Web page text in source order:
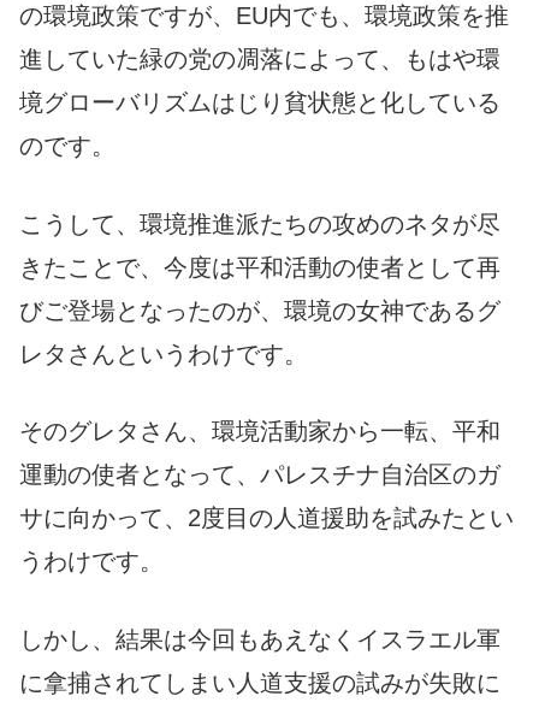
の環境政策ですが、EU内でも、環境政策を推
進していた緑の党の凋落によって、もはや環
境グローバリズムはじり貧状態と化している
のです。
こうして、環境推進派たちの攻めのネタが尽
きたことで、今度は平和活動の使者として再
びご登場となったのが、環境の女神であるグ
レタさんというわけです。
そのグレタさん、環境活動家から一転、平和
運動の使者となって、パレスチナ自治区のガ
サに向かって、2度目の人道援助を試みたとい
うわけです。
しかし、結果は今回もあえなくイスラエル軍
に拿捕されてしまい人道支援の試みが失敗に